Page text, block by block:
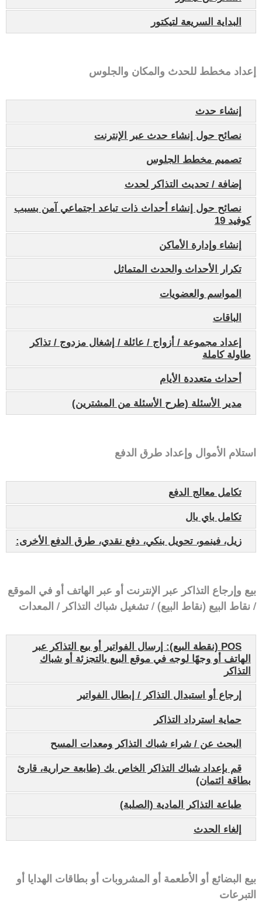
البداية السريعة لتيكتور
إعداد مخطط للحدث والمكان والجلوس
إنشاء حدث
نصائح حول إنشاء حدث عبر الإنترنت
تصميم مخطط الجلوس
إضافة / تحديث التذاكر لحدث
نصائح حول إنشاء أحداث ذات تباعد اجتماعي آمن بسبب
كوفيد 19
إنشاء وإدارة الأماكن
تكرار الأحداث والحدث المتماثل
المواسم والعضويات
الباقات
إعداد مجموعة / أزواج / عائلة / إشغال مزدوج / تذاكر
طاولة كاملة
أحداث متعددة الأيام
مدير الأسئلة (طرح الأسئلة من المشترين)
استلام الأموال وإعداد طرق الدفع
تكامل معالج الدفع
تكامل باي بال
زيل، فينمو، تحويل بنكي، دفع نقدي، طرق الدفع الأخرى:
بيع وإرجاع التذاكر عبر الإنترنت أو عبر الهاتف أو في الموقع
/ نقاط البيع (نقاط البيع) / تشغيل شباك التذاكر / المعدات
POS (نقطة البيع): إرسال الفواتير أو بيع التذاكر عبر
الهاتف أو وجهًا لوجه في موقع البيع بالتجزئة أو شباك
التذاكر
إرجاع أو استبدال التذاكر / إبطال الفواتير
حماية استرداد التذاكر
البحث عن / شراء شباك التذاكر ومعدات المسح
قم بإعداد شباك التذاكر الخاص بك (طابعة حرارية، قارئ
بطاقة ائتمان)
طباعة التذاكر المادية (الصلبة)
إلغاء الحدث
بيع البضائع أو الأطعمة أو المشروبات أو بطاقات الهدايا أو
التبرعات